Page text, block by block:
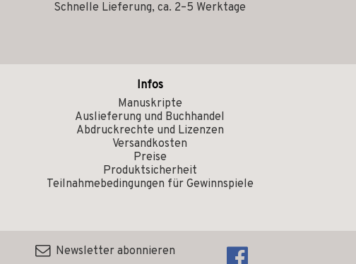
Schnelle Lieferung, ca. 2–5 Werktage
Infos
Manuskripte
Auslieferung und Buchhandel
Abdruckrechte und Lizenzen
Versandkosten
Preise
Produktsicherheit
Teilnahmebedingungen für Gewinnspiele
Newsletter abonnieren